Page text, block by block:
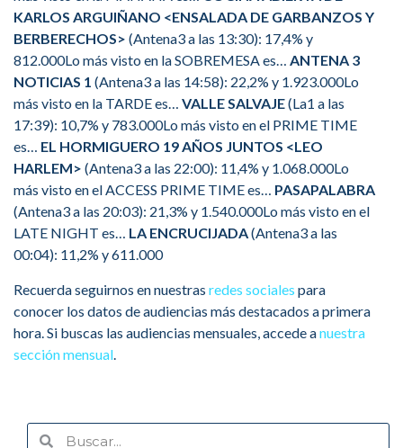
KARLOS ARGUIÑANO <ENSALADA DE GARBANZOS Y
BERBERECHOS> (Antena3 a las 13:30): 17,4% y
812.000Lo más visto en la SOBREMESA es… ANTENA 3
NOTICIAS 1 (Antena3 a las 14:58): 22,2% y 1.923.000Lo
más visto en la TARDE es… VALLE SALVAJE(La1 a las
17:39): 10,7% y 783.000Lo más visto en el PRIME TIME
es… EL HORMIGUERO 19 AÑOS JUNTOS <LEO
HARLEM> (Antena3 a las 22:00): 11,4% y 1.068.000Lo
más visto en el ACCESS PRIME TIME es… PASAPALABRA
(Antena3 a las 20:03): 21,3% y 1.540.000Lo más visto en el
LATE NIGHT es… LA ENCRUCIJADA(Antena3 a las
00:04): 11,2% y 611.000
Recuerda seguirnos en nuestras redes sociales para
conocer los datos de audiencias más destacados a primera
hora. Si buscas las audiencias mensuales, accede anuestra
sección mensual